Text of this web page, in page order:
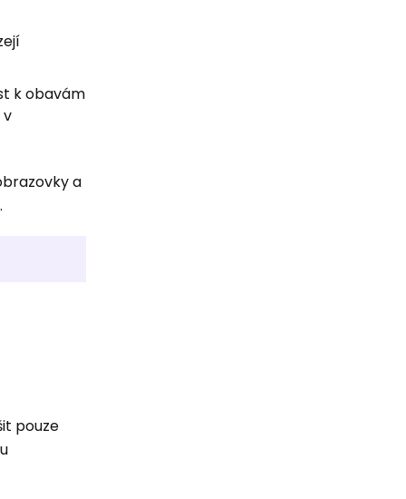
k obavám
v
a
pouze